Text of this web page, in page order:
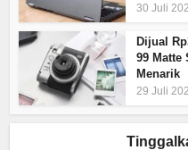
30 Juli
Dijual
99 Matte
Menarik
29 Juli